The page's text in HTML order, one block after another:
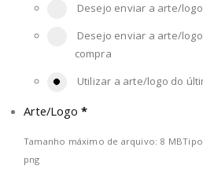
Desejo enviar a arte/
Desejo enviar a arte/
compra
Utilizar a arte/logo do
Arte/Logo *
Tamanho máximo de arquivo: 8 MB
png